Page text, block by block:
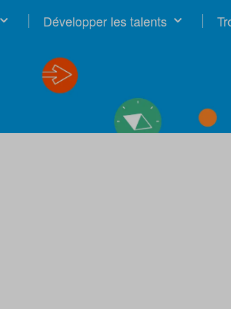
Développer les talents